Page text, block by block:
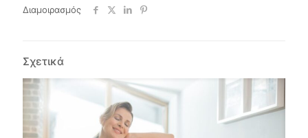
Διαμοιρασμός
Σχετικά